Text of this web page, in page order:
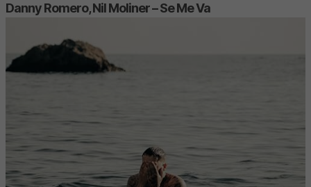
Danny Romero, Nil Moliner – Se Me Va